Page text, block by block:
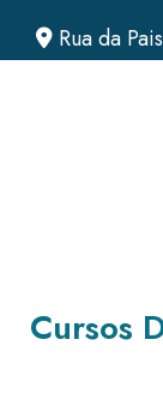
Rua da
Cursos